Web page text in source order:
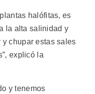
halófitas, es
la alta salinidad y
chupar estas sales
explicó la
y tenemos